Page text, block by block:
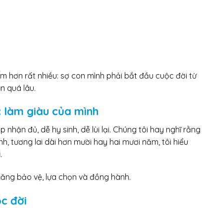
hơn rất nhiều: sợ con mình phải bắt đầu cuộc đời từ
quá lâu.
giàu của mình
đủ, dễ hy sinh, dễ lùi lại. Chúng tôi hay nghĩ rằng
tương lai dài hơn mười hay hai mươi năm, tôi hiểu
bảo vệ, lựa chọn và đồng hành.
đời